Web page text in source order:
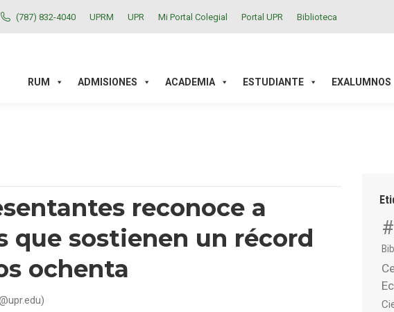
(787) 832-4040 UPRM UPR Mi Portal Colegial Portal UPR Biblioteca
RUM ADMISIONES ACADEMIA ESTUDIANTE EXALUMNOS
reconoce a
que sostienen un récord
ochenta